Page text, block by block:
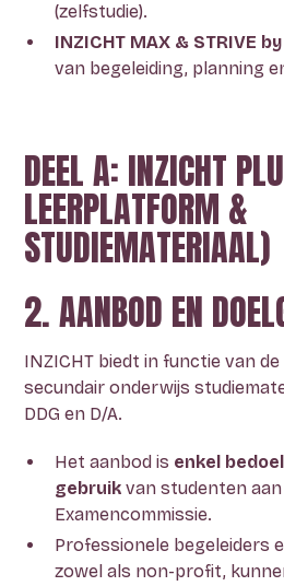
(zelfstudie).
INZICHT MAX & STRIVE
van begeleiding, planning
DEEL A: INZICHT
LEERPLATFORM &
STUDIEMATERIAAL)
2. AANBOD EN
INZICHT biedt in functie van
secundair onderwijs
DDG en D/A.
Het aanbod is enkel
gebruik van studenten aan
Examencommissie.
Professionele begeleiders
zowel als non-profit,